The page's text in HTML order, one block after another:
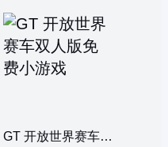
GT 开放世界赛车双人版